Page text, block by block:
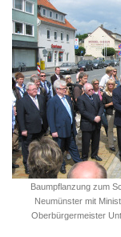
Baumpflanzung zum
Neumünster mit
Oberbürgermeister